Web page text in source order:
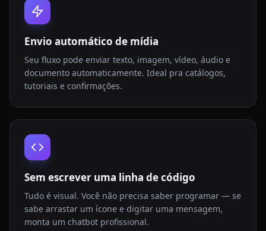
Envio automático de mídia
Seu fluxo pode enviar texto, imagem, vídeo, áudio e
documento automaticamente. Ideal pra catálogos,
tutoriais e confirmações.
Sem escrever uma linha de código
Tudo é visual. Você não precisa saber programar — se
sabe arrastar um ícone e digitar uma mensagem,
monta um chatbot profissional.